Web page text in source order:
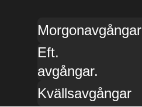
Morgonavgångar
Eft.
avgångar.
Kvällsavgångar